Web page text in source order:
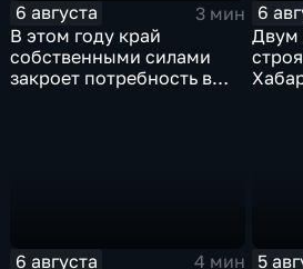
6 августа
3 мин
В этом году край
собственными силами
закроет потребность в
6
Двум
6 августа 4 мин 5